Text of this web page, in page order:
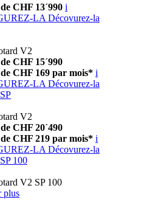
CHF 13´990 i
LA Décovurez-la
V2
CHF 15´990
CHF 169 par mois* i
LA Décovurez-la
V2
CHF 20´490
CHF 219 par mois* i
LA Décovurez-la
100
V2 SP 100
plus